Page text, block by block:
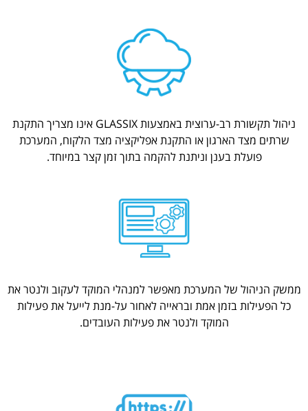
ניהול תקשורת רב-ערוצית באמצעות GLASSIX אינו מצריך התקנת
שרתים מצד הארגון או התקנת אפליקציה מצד הלקוח, המערכת
פועלת בענן וניתנת להקמה בתוך זמן קצר במיוחד.
ממשק הניהול של המערכת מאפשר למנהלי המוקד לעקוב ולנטר את
כל הפעילות בזמן אמת ובראייה לאחור על-מנת לייעל את פעילות
המוקד ולנטר את פעילות העובדים.